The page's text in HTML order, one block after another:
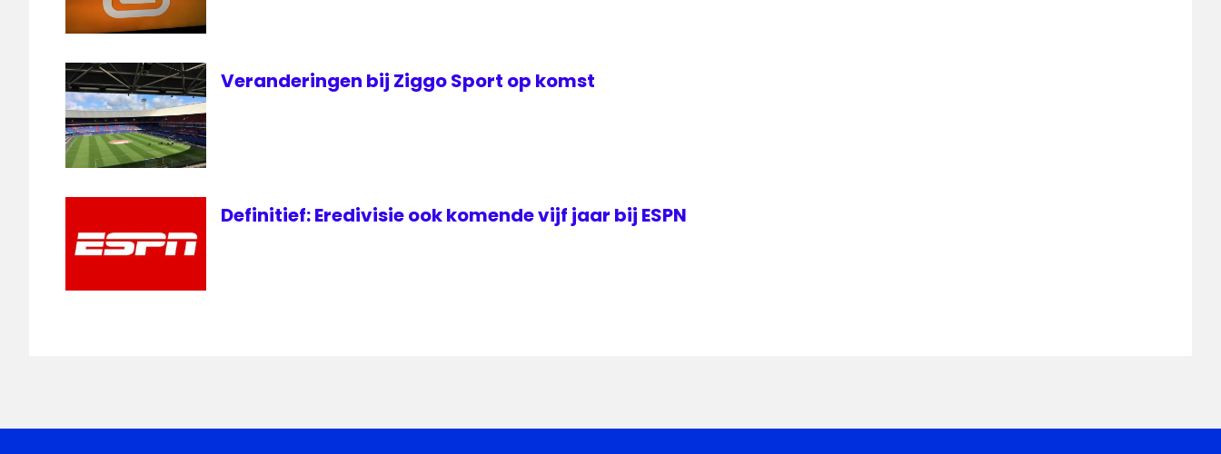
Veranderingen bij Ziggo Sport op komst
Definitief: Eredivisie ook komende vijf jaar bij ESPN